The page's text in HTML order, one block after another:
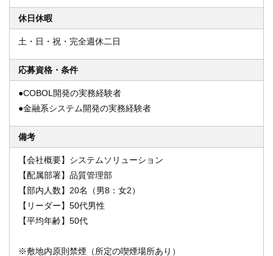
休日休暇
土・日・祝・完全週休二日
応募資格・条件
●COBOL開発の実務経験者
●金融系システム開発の実務経験者
備考
【会社概要】システムソリューション
【配属部署】品質管理部
【部内人数】20名（男8：女2）
【リーダー】50代男性
【平均年齢】50代
※敷地内原則禁煙（所定の喫煙場所あり）